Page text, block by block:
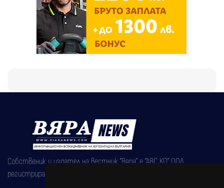
Собственик и издател на вестник "Вяра" е "АВС КО" ООД,
регистрирана на 08.05.2002 година.